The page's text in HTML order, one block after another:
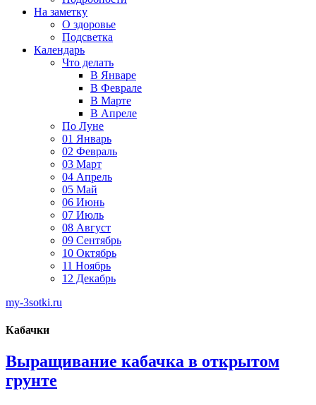
На заметку
О здоровье
Подсветка
Календарь
Что делать
В Январе
В Феврале
В Марте
В Апреле
По Луне
01 Январь
02 Февраль
03 Март
04 Апрель
05 Май
06 Июнь
07 Июль
08 Август
09 Сентябрь
10 Октябрь
11 Ноябрь
12 Декабрь
my-3sotki.ru
Кабачки
Выращивание кабачка в открытом
грунте